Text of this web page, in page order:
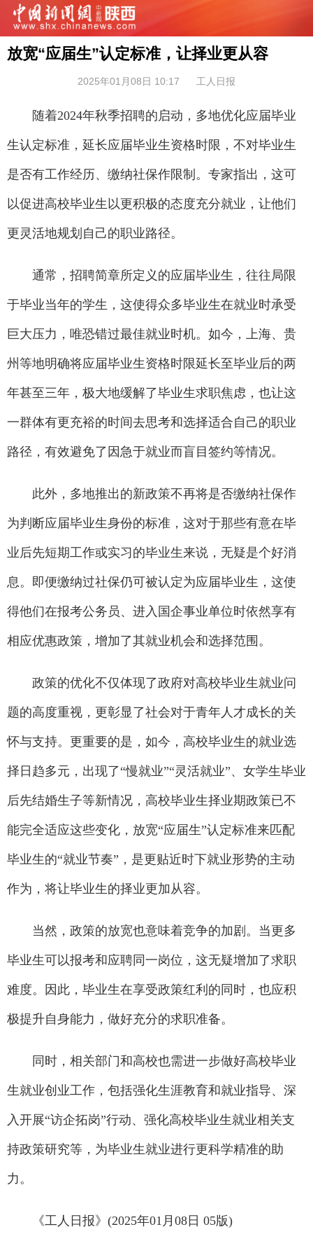
放宽“应届生”认定标准，让择业更从容
2025年01月08日 10:17 工人日报
随着2024年秋季招聘的启动，多地优化应届毕业
生认定标准，延长应届毕业生资格时限，不对毕业生
是否有工作经历、缴纳社保作限制。专家指出，这可
以促进高校毕业生以更积极的态度充分就业，让他们
更灵活地规划自己的职业路径。
通常，招聘简章所定义的应届毕业生，往往局限
于毕业当年的学生，这使得众多毕业生在就业时承受
巨大压力，唯恐错过最佳就业时机。如今，上海、贵
州等地明确将应届毕业生资格时限延长至毕业后的两
年甚至三年，极大地缓解了毕业生求职焦虑，也让这
一群体有更充裕的时间去思考和选择适合自己的职业
路径，有效避免了因急于就业而盲目签约等情况。
此外，多地推出的新政策不再将是否缴纳社保作
为判断应届毕业生身份的标准，这对于那些有意在毕
业后先短期工作或实习的毕业生来说，无疑是个好消
息。即便缴纳过社保仍可被认定为应届毕业生，这使
得他们在报考公务员、进入国企事业单位时依然享有
相应优惠政策，增加了其就业机会和选择范围。
政策的优化不仅体现了政府对高校毕业生就业问
题的高度重视，更彰显了社会对于青年人才成长的关
怀与支持。更重要的是，如今，高校毕业生的就业选
择日趋多元，出现了“慢就业”“灵活就业”、女学生毕业
后先结婚生子等新情况，高校毕业生择业期政策已不
能完全适应这些变化，放宽“应届生”认定标准来匹配
毕业生的“就业节奏”，是更贴近时下就业形势的主动
作为，将让毕业生的择业更加从容。
当然，政策的放宽也意味着竞争的加剧。当更多
毕业生可以报考和应聘同一岗位，这无疑增加了求职
难度。因此，毕业生在享受政策红利的同时，也应积
极提升自身能力，做好充分的求职准备。
同时，相关部门和高校也需进一步做好高校毕业
生就业创业工作，包括强化生涯教育和就业指导、深
入开展“访企拓岗”行动、强化高校毕业生就业相关支
持政策研究等，为毕业生就业进行更科学精准的助
力。
《工人日报》(2025年01月08日 05版)